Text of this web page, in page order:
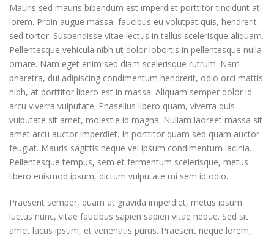
Mauris sed mauris bibendum est imperdiet porttitor tincidunt at
lorem. Proin augue massa, faucibus eu volutpat quis, hendrerit
sed tortor. Suspendisse vitae lectus in tellus scelerisque aliquam.
Pellentesque vehicula nibh ut dolor lobortis in pellentesque nulla
ornare. Nam eget enim sed diam scelerisque rutrum. Nam
pharetra, dui adipiscing condimentum hendrerit, odio orci mattis
nibh, at porttitor libero est in massa. Aliquam semper dolor id
arcu viverra vulputate. Phasellus libero quam, viverra quis
vulputate sit amet, molestie id magna. Nullam laoreet massa sit
amet arcu auctor imperdiet. In porttitor quam sed quam auctor
feugiat. Mauris sagittis neque vel ipsum condimentum lacinia.
Pellentesque tempus, sem et fermentum scelerisque, metus
libero euismod ipsum, dictum vulputate mi sem id odio.
Praesent semper, quam at gravida imperdiet, metus ipsum
luctus nunc, vitae faucibus sapien sapien vitae neque. Sed sit
amet lacus ipsum, et venenatis purus. Praesent neque lorem,